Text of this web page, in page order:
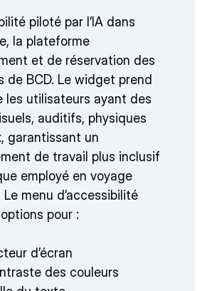
piloté par l’IA dans
la plateforme
et de réservation des
de BCD. Le widget prend
les utilisateurs ayant des
auditifs, physiques
garantissant un
de travail plus inclusif
employé en voyage
Le menu d’accessibilité
pour :
d’écran
des couleurs